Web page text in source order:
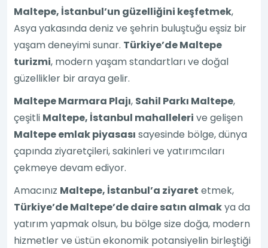
Maltepe, İstanbul’un güzelliğini keşfetmek,
Asya yakasında deniz ve şehrin buluştuğu eşsiz bir
yaşam deneyimi sunar. Türkiye’de Maltepe
turizmi, modern yaşam standartları ve doğal
güzellikler bir araya gelir.
Maltepe Marmara Plajı, Sahil Parkı Maltepe,
çeşitli Maltepe, İstanbul mahalleleri ve gelişen
Maltepe emlak piyasası sayesinde bölge, dünya
çapında ziyaretçileri, sakinleri ve yatırımcıları
çekmeye devam ediyor.
Amacınız Maltepe, İstanbul’a ziyaret etmek,
Türkiye’de Maltepe’de daire satın almakya da
yatırım yapmak olsun, bu bölge size doğa, modern
hizmetler ve üstün ekonomik potansiyelin birleştiği